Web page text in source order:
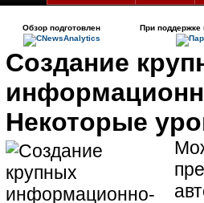
Обзор подготовлен При поддержке
Создание
Некоторые